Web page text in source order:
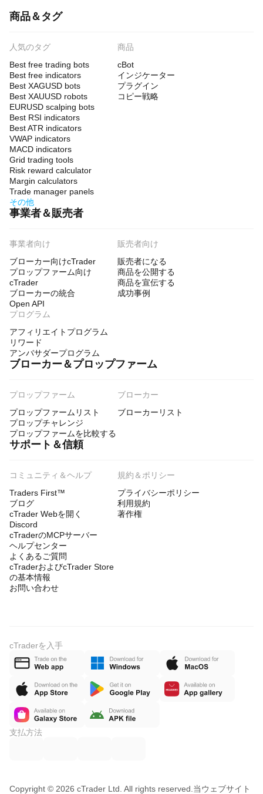
商品＆タグ
人気のタグ
Best free trading bots
Best free indicators
Best XAGUSD bots
Best XAUUSD robots
EURUSD scalping bots
Best RSI indicators
Best ATR indicators
VWAP indicators
MACD indicators
Grid trading tools
Risk reward calculator
Margin calculators
Trade manager panels
その他
商品
cBot
インジケーター
プラグイン
コピー戦略
事業者＆販売者
事業者向け
ブローカー向けcTrader
プロップファーム向け
cTrader
ブローカーの統合
Open API
販売者向け
販売者になる
商品を公開する
商品を宣伝する
成功事例
プログラム
アフィリエイトプログラム
リワード
アンバサダープログラム
ブローカー＆プロップファーム
プロップファーム
プロップファームリスト
プロップチャレンジ
プロップファームを比較する
ブローカー
ブローカーリスト
サポート＆信頼
コミュニティ＆ヘルプ
Traders First™
ブログ
cTrader Webを開く
Discord
cTraderのMCPサーバー
ヘルプセンター
よくあるご質問
cTraderおよびcTrader Store
の基本情報
お問い合わせ
規約＆ポリシー
プライバシーポリシー
利用規約
著作権
cTraderを入手
支払方法
Copyright © 2026 cTrader Ltd. All rights reserved. 当ウェブサイト